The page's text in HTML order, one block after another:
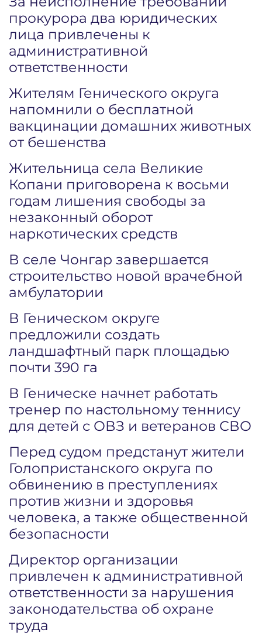
прокурора два юридических
лица привлечены к
административной
ответственности
Жителям Генического округа
напомнили о бесплатной
вакцинации домашних животных
от бешенства
Жительница села Великие
Копани приговорена к восьми
годам лишения свободы за
незаконный оборот
наркотических средств
В селе Чонгар завершается
строительство новой врачебной
амбулатории
В Геническом округе
предложили создать
ландшафтный парк площадью
почти 390 га
В Геническе начнет работать
тренер по настольному теннису
для детей с ОВЗ и ветеранов СВО
Перед судом предстанут жители
Голопристанского округа по
обвинению в преступлениях
против жизни и здоровья
человека, а также общественной
безопасности
Директор организации
привлечен к административной
ответственности за нарушения
законодательства об охране
труда